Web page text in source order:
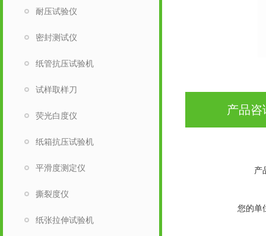
产品咨
产
您的单
耐压试验仪
密封测试仪
纸管抗压试验机
试样取样刀
荧光白度仪
纸箱抗压试验机
平滑度测定仪
撕裂度仪
纸张拉伸试验机